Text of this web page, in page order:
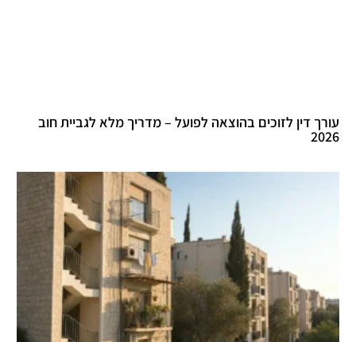
עורך דין לזוכים בהוצאה לפועל – מדריך מלא לגביית חוב
2026